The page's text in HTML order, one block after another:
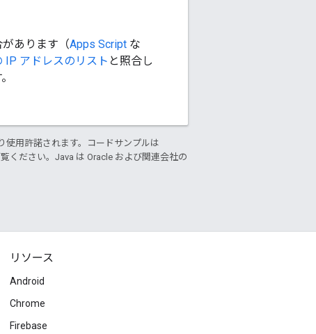
あります（Apps Script な
IP アドレスのリスト と照合し
使用許諾されます。コードサンプルは
ください。Java は Oracle および関連会社の
リソース
Android
Chrome
Firebase